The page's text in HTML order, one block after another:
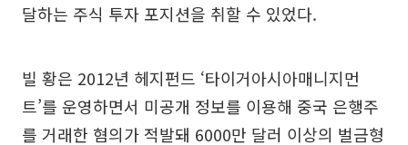
달하는 주식 투자 포지션을 취할 수 있었다.
빌 황은 2012년 헤지펀드 ‘타이거아시아매니지먼
트’를 운영하면서 미공개 정보를 이용해 중국 은행주
를 거래한 혐의가 적발돼 6000만 달러 이상의 벌금형